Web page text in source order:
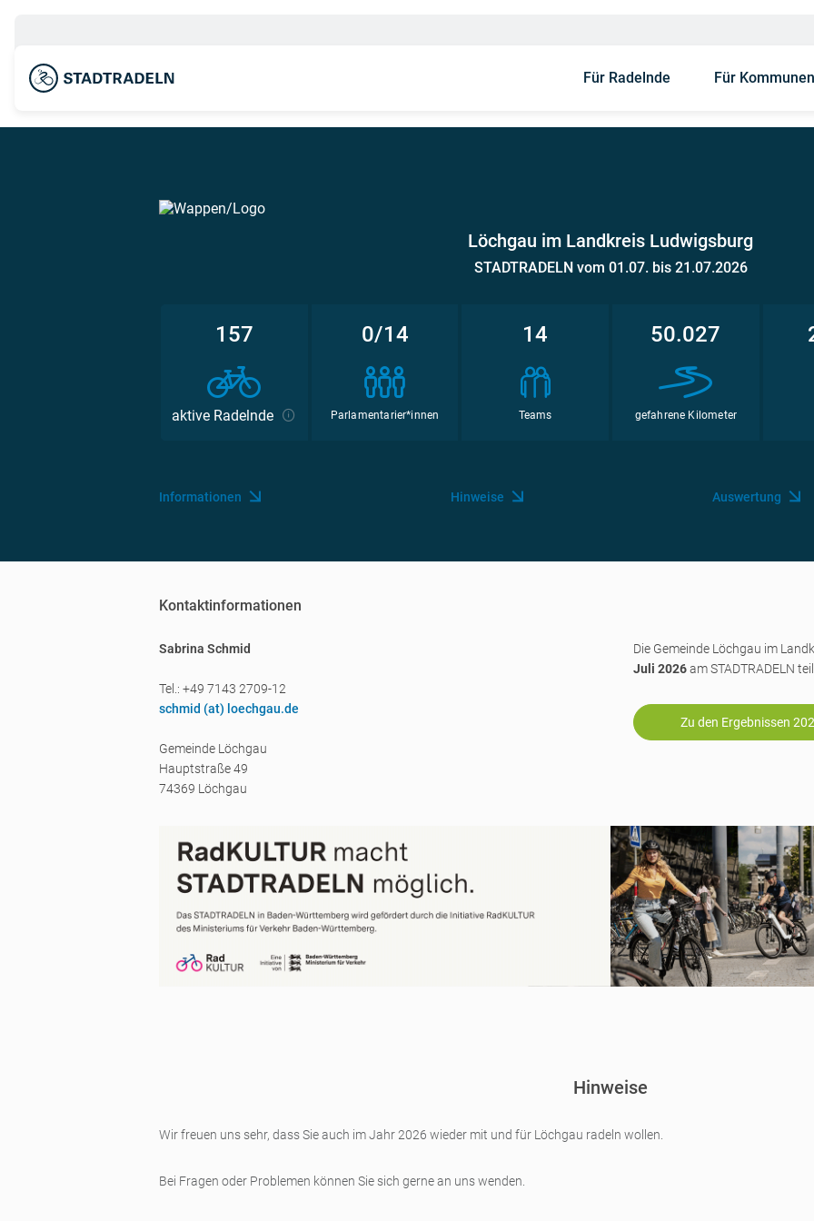
Für Radelnde Für Kommunen
Löchgau im Landkreis Ludwigsburg
STADTRADELN vom 01.07. bis 21.07.2026
157
aktive Radelnde
0/14
Parlamentarier*innen
14
Teams
50.027
gefahrene Kilometer
Informationen Hinweise Auswertung
Kontaktinformationen
Sabrina Schmid
Tel.: +49 7143 2709-12
schmid (at) loechgau.de
Gemeinde Löchgau
Hauptstraße 49
74369 Löchgau
Die Gemeinde Löchgau im
Juli 2026am STADTRADELN
Zu den Ergebnissen
Hinweise
Wir freuen uns sehr, dass Sie auch im Jahr 2026 wieder mit und für Löchgau radeln wollen.
Bei Fragen oder Problemen können Sie sich gerne an uns wenden.